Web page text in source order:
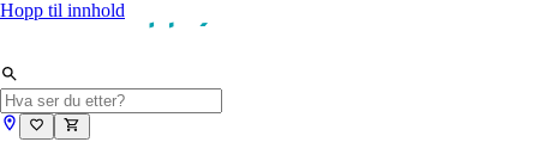
Hopp til innhold